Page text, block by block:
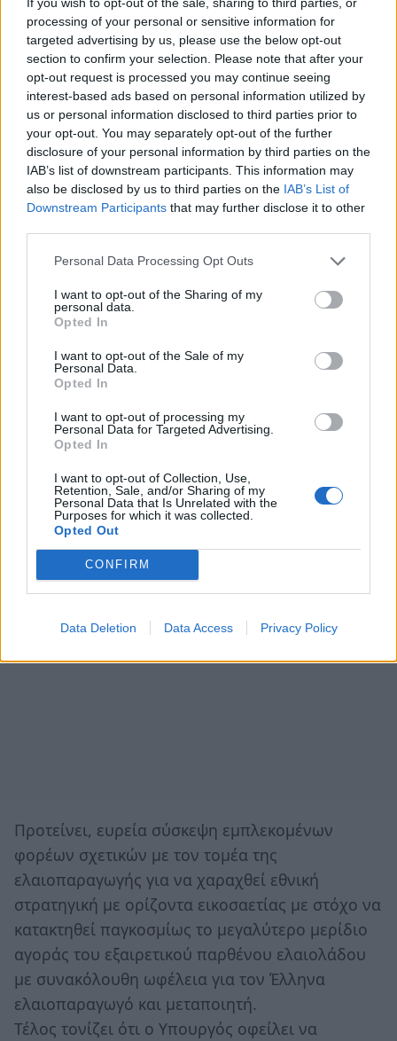
processing of your personal or sensitive information for
targeted advertising by us, please use the below opt-out
section to confirm your selection. Please note that after your
opt-out request is processed you may continue seeing
interest-based ads based on personal information utilized by
us or personal information disclosed to third parties prior to
your opt-out. You may separately opt-out of the further
disclosure of your personal information by third parties on the
IAB’s list of downstream participants. This information may
also be disclosed by us to third parties on the IAB’s List of
Downstream Participants that may further disclose it to other
Personal Data Processing Opt Outs
I want to opt-out of the Sharing of my
personal data.
Opted In
I want to opt-out of the Sale of my
Personal Data.
Opted In
I want to opt-out of processing my
Personal Data for Targeted Advertising.
Opted In
I want to opt-out of Collection, Use,
Retention, Sale, and/or Sharing of my
Personal Data that Is Unrelated with the
Purposes for which it was collected.
Opted Out
CONFIRM
Data Deletion Data Access Privacy Policy
εις βάρος τους;
• Ποιες οδηγίες έχει παράσχει σε όλους τους
εμπλεκόμενους φορείς για να προβούν σε
επανασχεδιασμό ή διορθωτικές κινήσεις;
• Ποια είναι η παρέμβαση της κυβέρνησης για
την ενίσχυση των εξαγωγών ελαιολάδου προς
ΗΠΑ και Αυστραλία αλλά και προς τρίτες χώρες;
Προτείνει, ευρεία σύσκεψη εμπλεκομένων
φορέων σχετικών με τον τομέα της
ελαιοπαραγωγής για να χαραχθεί εθνική
στρατηγική με ορίζοντα εικοσαετίας με στόχο να
κατακτηθεί παγκοσμίως το μεγαλύτερο μερίδιο
αγοράς του εξαιρετικού παρθένου ελαιολάδου
με συνακόλουθη ωφέλεια για τον Έλληνα
ελαιοπαραγωγό και μεταποιητή.
Τέλος τονίζει ότι ο Υπουργός οφείλει να